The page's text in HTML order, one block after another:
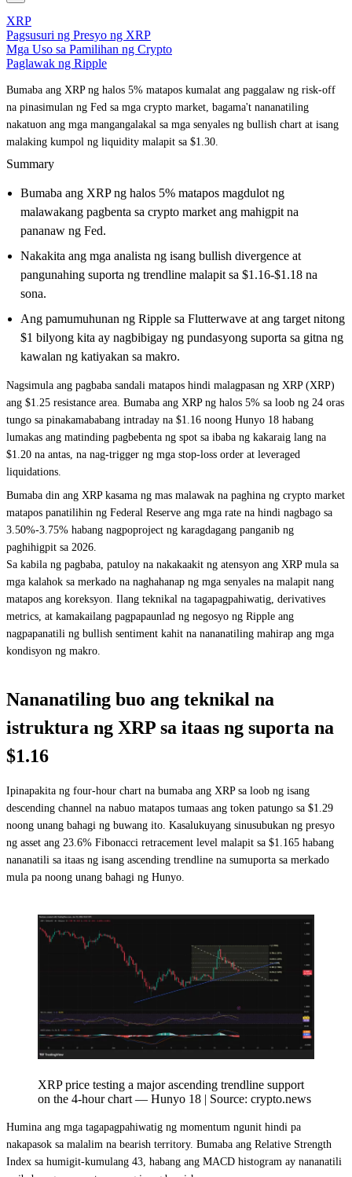
XRP
Pagsusuri ng Presyo ng XRP
Mga Uso sa Pamilihan ng Crypto
Paglawak ng Ripple
Bumaba ang XRP ng halos 5% matapos kumalat ang paggalaw ng risk-off
na pinasimulan ng Fed sa mga crypto market, bagama't nananatiling
nakatuon ang mga mangangalakal sa mga senyales ng bullish chart at isang
malaking kumpol ng liquidity malapit sa $1.30.
Summary
Bumaba ang XRP ng halos 5% matapos magdulot ng
malawakang pagbenta sa crypto market ang mahigpit na
pananaw ng Fed.
Nakakita ang mga analista ng isang bullish divergence at
pangunahing suporta ng trendline malapit sa $1.16-$1.18 na
sona.
Ang pamumuhunan ng Ripple sa Flutterwave at ang target nitong
$1 bilyong kita ay nagbibigay ng pundasyong suporta sa gitna ng
kawalan ng katiyakan sa makro.
Nagsimula ang pagbaba sandali matapos hindi malagpasan ng XRP (XRP)
ang $1.25 resistance area. Bumaba ang XRP ng halos 5% sa loob ng 24 oras
tungo sa pinakamababang intraday na $1.16 noong Hunyo 18 habang
lumakas ang matinding pagbebenta ng spot sa ibaba ng kakaraig lang na
$1.20 na antas, na nag-trigger ng mga stop-loss order at leveraged
liquidations.
Bumaba din ang XRP kasama ng mas malawak na paghina ng crypto market
matapos panatilihin ng Federal Reserve ang mga rate na hindi nagbago sa
3.50%-3.75% habang nagpoproject ng karagdagang panganib ng
paghihigpit sa 2026.
Sa kabila ng pagbaba, patuloy na nakakaakit ng atensyon ang XRP mula sa
mga kalahok sa merkado na naghahanap ng mga senyales na malapit nang
matapos ang koreksyon. Ilang teknikal na tagapagpahiwatig, derivatives
metrics, at kamakailang pagpapaunlad ng negosyo ng Ripple ang
nagpapanatili ng bullish sentiment kahit na nananatiling mahirap ang mga
kondisyon ng makro.
Nananatiling buo ang teknikal na
istruktura ng XRP sa itaas ng suporta na
$1.16
Ipinapakita ng four-hour chart na bumaba ang XRP sa loob ng isang
descending channel na nabuo matapos tumaas ang token patungo sa $1.29
noong unang bahagi ng buwang ito. Kasalukuyang sinusubukan ng presyo
ng asset ang 23.6% Fibonacci retracement level malapit sa $1.165 habang
nananatili sa itaas ng isang ascending trendline na sumuporta sa merkado
mula pa noong unang bahagi ng Hunyo.
XRP price testing a major ascending trendline support
on the 4-hour chart — Hunyo 18 | Source: crypto.news
Humina ang mga tagapagpahiwatig ng momentum ngunit hindi pa
nakapasok sa malalim na bearish territory. Bumaba ang Relative Strength
Index sa humigit-kumulang 43, habang ang MACD histogram ay nananatili